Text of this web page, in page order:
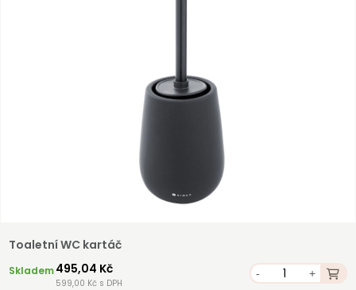
Toaletní WC kartáč
Skladem495,04 Kč
599,00 Kč s DPH
- +